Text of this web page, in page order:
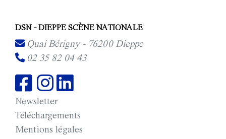
DSN - DIEPPE SCÈNE NATIONALE
Quai Bérigny - 76200 Dieppe
02 35 82 04 43
Newsletter
Téléchargements
Mentions légales